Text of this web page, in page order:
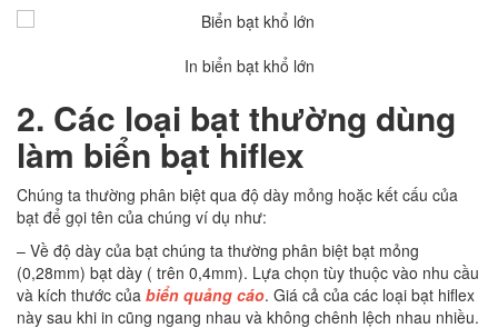
In biển bạt khổ lớn
2. Các loại bạt thường dùng
làm biển bạt hiflex
Chúng ta thường phân biệt qua độ dày mỏng hoặc kết cấu của
bạt để gọi tên của chúng ví dụ như:
– Về độ dày của bạt chúng ta thường phân biệt bạt mỏng
(0,28mm) bạt dày ( trên 0,4mm). Lựa chọn tùy thuộc vào nhu cầu
và kích thước của biển quảng cáo. Giá cả của các loại bạt hiflex
này sau khi in cũng ngang nhau và không chênh lệch nhau nhiều.